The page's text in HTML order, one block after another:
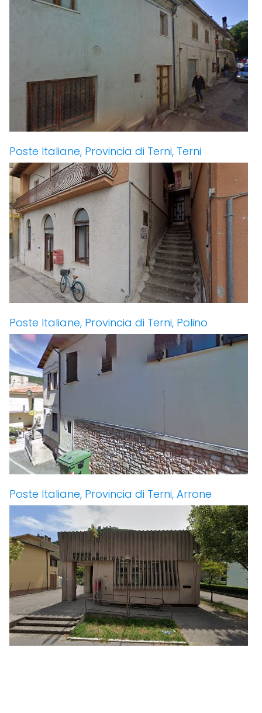
Poste Italiane, Provincia di Terni, Terni
Poste Italiane, Provincia di Terni, Polino
Poste Italiane, Provincia di Terni, Arrone